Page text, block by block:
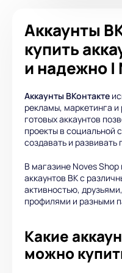
Аккаунты
купить
и надежно |
Аккаунты ВКонтакте
рекламы, маркетинга и
готовых аккаунтов
проекты в социальной
создавать и развивать
В магазине Noves
аккаунтов ВК с
активностью,
профилями и разными
Какие
можно